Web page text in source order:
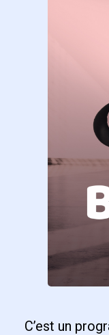
C’est un